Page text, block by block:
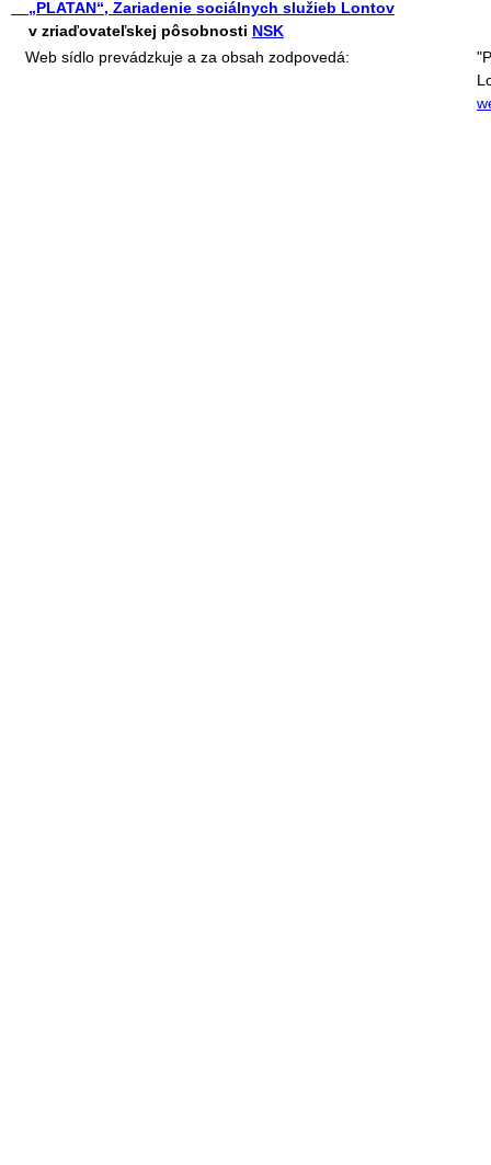
„PLATAN“, Zariadenie sociálnych služieb Lontov
v zriaďovateľskej pôsobnosti NSK
Web sídlo prevádzkuje a za obsah zodpovedá: